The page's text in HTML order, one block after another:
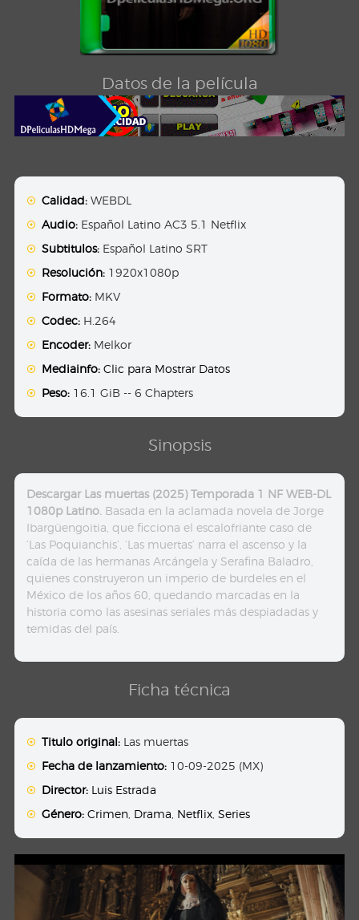
Datos de la película
Calidad: WEBDL
Audio: Español Latino AC3 5.1 Netflix
Subtitulos: Español Latino SRT
Resolución: 1920x1080p
Formato: MKV
Codec: H.264
Encoder: Melkor
Mediainfo: Clic para Mostrar Datos
Peso: 16.1 GiB -- 6 Chapters
Sinopsis
Descargar Las muertas (2025) Temporada 1 NF WEB-DL
1080p Latino. Basada en la aclamada novela de Jorge
Ibargüengoitia, que ficciona el escalofriante caso de
‘Las Poquianchis’, ‘Las muertas’ narra el ascenso y la
caída de las hermanas Arcángela y Serafina Baladro,
quienes construyeron un imperio de burdeles en el
México de los años 60, quedando marcadas en la
historia como las asesinas seriales más despiadadas y
temidas del país.
Ficha técnica
Titulo original: Las muertas
Fecha de lanzamiento: 10-09-2025 (MX)
Director: Luis Estrada
Género: Crimen Drama Netflix ,Series